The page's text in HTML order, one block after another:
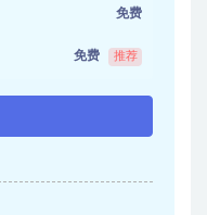
免费
免费 推荐